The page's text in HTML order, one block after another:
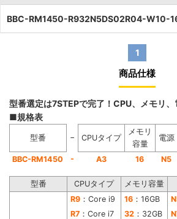
BBC-RM1450-R932N5DS02R04-W10-
1
商品仕様
型番選定は7STEPで完了！CPU、メモリ
■規格表
型番 − CPUタイプ
メモリ
容量
電源
BBC-RM1450
- A3 16 N5
型番 CPUタイプ メモリ容量
R9 ：Core i9 16 ：16GB
R7 ：Core i7 32 ：32GB